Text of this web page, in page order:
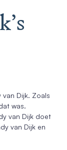
Dijk. Zoals
was.
van Dijk doet
van Dijk en